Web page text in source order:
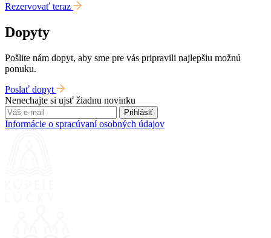
Rezervovať teraz
Dopyty
Pošlite nám dopyt, aby sme pre vás pripravili najlepšiu možnú
ponuku.
Poslať dopyt
Nenechajte si ujsť žiadnu novinku
Prihlásiť
Informácie o spracúvaní osobných údajov